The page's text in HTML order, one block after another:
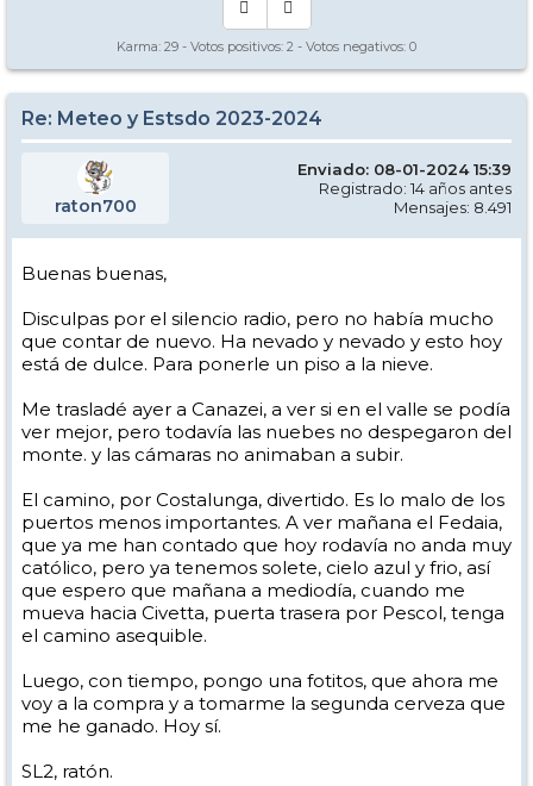
Karma: 29 - Votos positivos: 2 - Votos negativos: 0
Re: Meteo y Estsdo 2023-2024
raton700
Enviado: 08-01-2024 15:39
Registrado: 14 años antes
Mensajes: 8.491
Buenas buenas,
Disculpas por el silencio radio, pero no había mucho
que contar de nuevo. Ha nevado y nevado y esto hoy
está de dulce. Para ponerle un piso a la nieve.
Me trasladé ayer a Canazei, a ver si en el valle se podía
ver mejor, pero todavía las nuebes no despegaron del
monte. y las cámaras no animaban a subir.
El camino, por Costalunga, divertido. Es lo malo de los
puertos menos importantes. A ver mañana el Fedaia,
que ya me han contado que hoy rodavía no anda muy
católico, pero ya tenemos solete, cielo azul y frio, así
que espero que mañana a mediodía, cuando me
mueva hacia Civetta, puerta trasera por Pescol, tenga
el camino asequible.
Luego, con tiempo, pongo una fotitos, que ahora me
voy a la compra y a tomarme la segunda cerveza que
me he ganado. Hoy sí.
SL2, ratón.